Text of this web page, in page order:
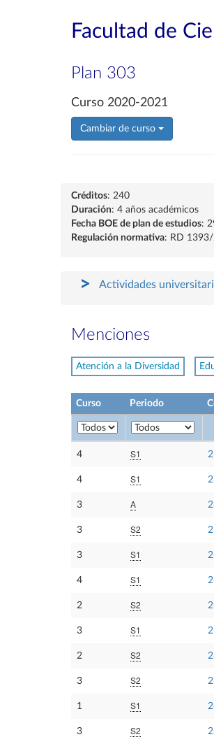
Facultad de
Plan 303
Curso 2020-2021
Cambiar de curso
Créditos: 240
Duración: 4 años académicos
Fecha BOE de plan de estudios:
Regulación normativa: RD
Actividades
Menciones
Atención a la Diversidad
Curso Periodo
4 S1
4 S1
3 A
3 S2
3 S1
4 S1
2 S2
3 S1
2 S2
3 S2
1 S1
3 S2